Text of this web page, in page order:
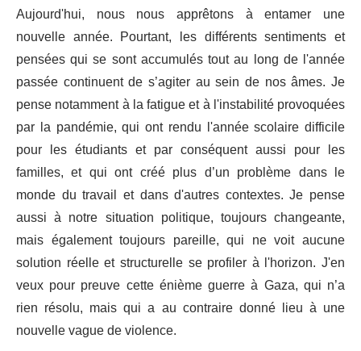
Aujourd'hui, nous nous apprêtons à entamer une
nouvelle année. Pourtant, les différents sentiments et
pensées qui se sont accumulés tout au long de l'année
passée continuent de s’agiter au sein de nos âmes. Je
pense notamment à la fatigue et à l'instabilité provoquées
par la pandémie, qui ont rendu l'année scolaire difficile
pour les étudiants et par conséquent aussi pour les
familles, et qui ont créé plus d’un problème dans le
monde du travail et dans d'autres contextes. Je pense
aussi à notre situation politique, toujours changeante,
mais également toujours pareille, qui ne voit aucune
solution réelle et structurelle se profiler à l'horizon. J'en
veux pour preuve cette énième guerre à Gaza, qui n’a
rien résolu, mais qui a au contraire donné lieu à une
nouvelle vague de violence.